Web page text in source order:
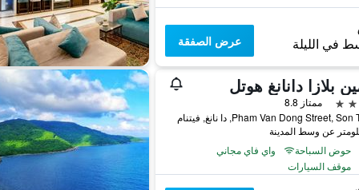
في الليلة عرض الصفقة
بلازا دانانغ هوتل
ممتاز 8.8
حوض السباحة
واي فاي مجاني
موقف السيارات